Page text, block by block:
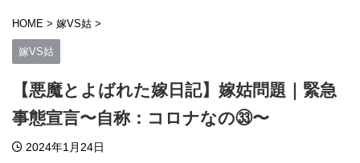
HOME > 嫁VS姑 >
嫁VS姑
【悪魔とよばれた嫁日記】嫁姑問題｜緊急
事態宣言〜自称：コロナなの㉝〜
2024年1月24日